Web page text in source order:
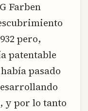
Farben
pero,
patentable
pasado
y por lo tanto